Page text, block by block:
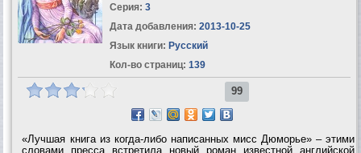
Серия: 3
Дата добавления: 2013-10-25
Язык книги: Русский
Кол-во страниц: 139
99
«Лучшая книга из когда-либо написанных мисс Дюморье» – этими
словами пресса встретила новый роман известной английской